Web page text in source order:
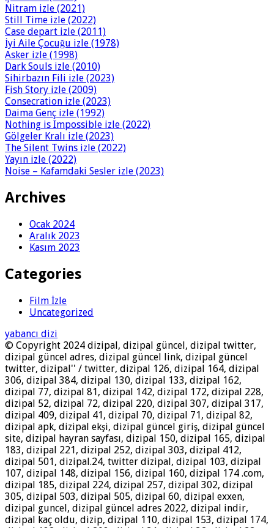
Nitram izle (2021)
Still Time izle (2022)
Case depart izle (2011)
İyi Aile Çocuğu izle (1978)
Asker izle (1998)
Dark Souls izle (2010)
Sihirbazın Fili izle (2023)
Fish Story izle (2009)
Consecration izle (2023)
Daima Genç izle (1992)
Nothing is Impossible izle (2022)
Gölgeler Kralı izle (2023)
The Silent Twins izle (2022)
Yayın izle (2022)
Noise – Kafamdaki Sesler izle (2023)
Archives
Ocak 2024
Aralık 2023
Kasım 2023
Categories
Film İzle
Uncategorized
yabancı dizi
© Copyright 2024 dizipal, dizipal güncel, dizipal twitter,
dizipal güncel adres, dizipal güncel link, dizipal güncel
twitter, dizipal'' / twitter, dizipal 126, dizipal 164, dizipal
306, dizipal 384, dizipal 130, dizipal 133, dizipal 162,
dizipal 77, dizipal 81, dizipal 142, dizipal 172, dizipal 228,
dizipal 52, dizipal 72, dizipal 220, dizipal 307, dizipal 317,
dizipal 409, dizipal 41, dizipal 70, dizipal 71, dizipal 82,
dizipal apk, dizipal ekşi, dizipal güncel giriş, dizipal güncel
site, dizipal hayran sayfası, dizipal 150, dizipal 165, dizipal
183, dizipal 221, dizipal 252, dizipal 303, dizipal 412,
dizipal 501, dizipal.24, twitter dizipal, dizipal 103, dizipal
107, dizipal 148, dizipal 156, dizipal 160, dizipal 174 .com,
dizipal 185, dizipal 224, dizipal 257, dizipal 302, dizipal
305, dizipal 503, dizipal 505, dizipal 60, dizipal exxen,
dizipal guncel, dizipal güncel adres 2022, dizipal indir,
dizipal kaç oldu, dizip, dizipal 110, dizipal 153, dizipal 174,